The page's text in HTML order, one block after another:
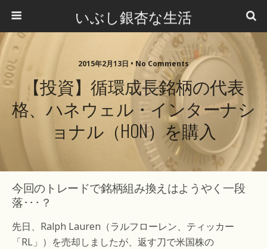
いぶし銀杏な生活
2015年2月13日 • No Comments
【投資】循環成長銘柄の代表
格、ハネウェル・インターナシ
ョナル（HON）を購入
今回のトレードで銘柄組み換えはようやく一段
落･･･？
先日、Ralph Lauren（ラルフローレン、ティッカー
「RL」）を売却しましたが、返す刀で米国株の